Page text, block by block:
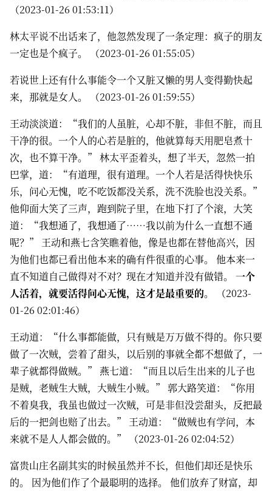
（2023-01-26 01:53:11）
林太平说不出话来了，他忽然发现了一条定理：疯子的朋友
一定也是个疯子。 （2023-01-26 01:55:05）
若说世上还有什么事能令一个又脏又懒的男人变得勤快起
来，那就是女人。 （2023-01-26 01:59:55）
王动淡淡道：“我们的人虽脏，心却不脏，非但不脏，而且
干净的很。一个人的心若是脏的，他就算每天用肥皂煮十
次，也不算干净。” 林太平歪着头，想了半天，忽然一拍
巴掌，道：“有道理，很有道理。一个人若是活得快快乐
乐，问心无愧，吃不吃饭都没关系，洗不洗脸也没关系。”
他仰面大笑了三声，跑到院子里，在地下打了个滚，大笑
道：“我想通了，我想通了……我以前为什么一直想不通
呢？” 王动和燕七含笑瞧着他，像是也都在替他高兴，因
为他们也都已看出他本来的确有件很重的心事。 他本来一
直不知道自己做得对不对？现在才知道并没有做错。 一个
人活着，就要活得问心无愧，这才是最重要的。
（2023-
01-26 02:01:46）
王动道：“什么事都能做，只有贼是万万做不得的。你只要
做了一次贼，尝着了甜头，以后别的事就全都不想做了，一
辈子就都得做贼。” 燕七道：“而且以后生出来的儿子也
是贼，老贼生大贼，大贼生小贼。” 郭大路笑道：“你用
不着臭我，我虽也做过一次贼，可是非但没尝甜头，反把最
后的一把剑也赔了出去。” 王动道：“做贼也有学问，本
来就不是人人都会做的。” （2023-01-26 02:04:52）
富贵山庄名副其实的时候虽然并不长，但他们却还是快乐
的。 因为他们作了个最聪明的选择。 他们放弃了财富，却